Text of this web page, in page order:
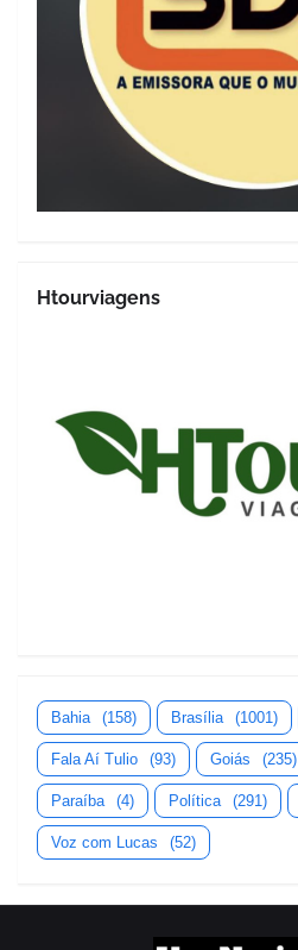
Htourviagens
Bahia (158) Brasília (1001)
Fala Aí Tulio (93) Goiás (235)
Paraíba (4) Política (291)
Voz com Lucas (52)